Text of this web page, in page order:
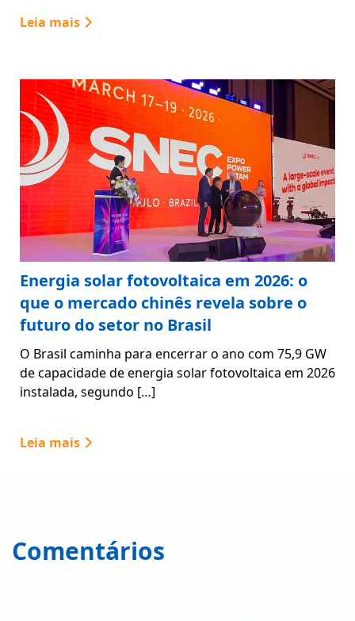
Leia mais
Energia solar fotovoltaica em 2026: o
que o mercado chinês revela sobre o
futuro do setor no Brasil
O Brasil caminha para encerrar o ano com 75,9 GW
de capacidade de energia solar fotovoltaica em 2026
instalada, segundo […]
Leia mais
Comentários